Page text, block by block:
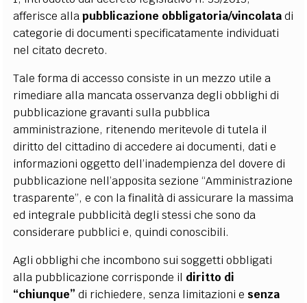
afferisce allapubblicazione obbligatoria/vincolatadi
categorie di documenti specificatamente individuati
nel citato decreto.
Tale forma di accesso consiste in un mezzo utile a
rimediare alla mancata osservanza degli obblighi di
pubblicazione gravanti sulla pubblica
amministrazione, ritenendo meritevole di tutela il
diritto del cittadino di accedere ai documenti, dati e
informazioni oggetto dell’inadempienza del dovere di
pubblicazione nell’apposita sezione “Amministrazione
trasparente”, e con la finalità di assicurare la massima
ed integrale pubblicità degli stessi che sono da
considerare pubblici e, quindi conoscibili.
Agli obblighi che incombono sui soggetti obbligati
alla pubblicazione corrisponde il diritto di
“chiunque”di richiedere, senza limitazioni e senza